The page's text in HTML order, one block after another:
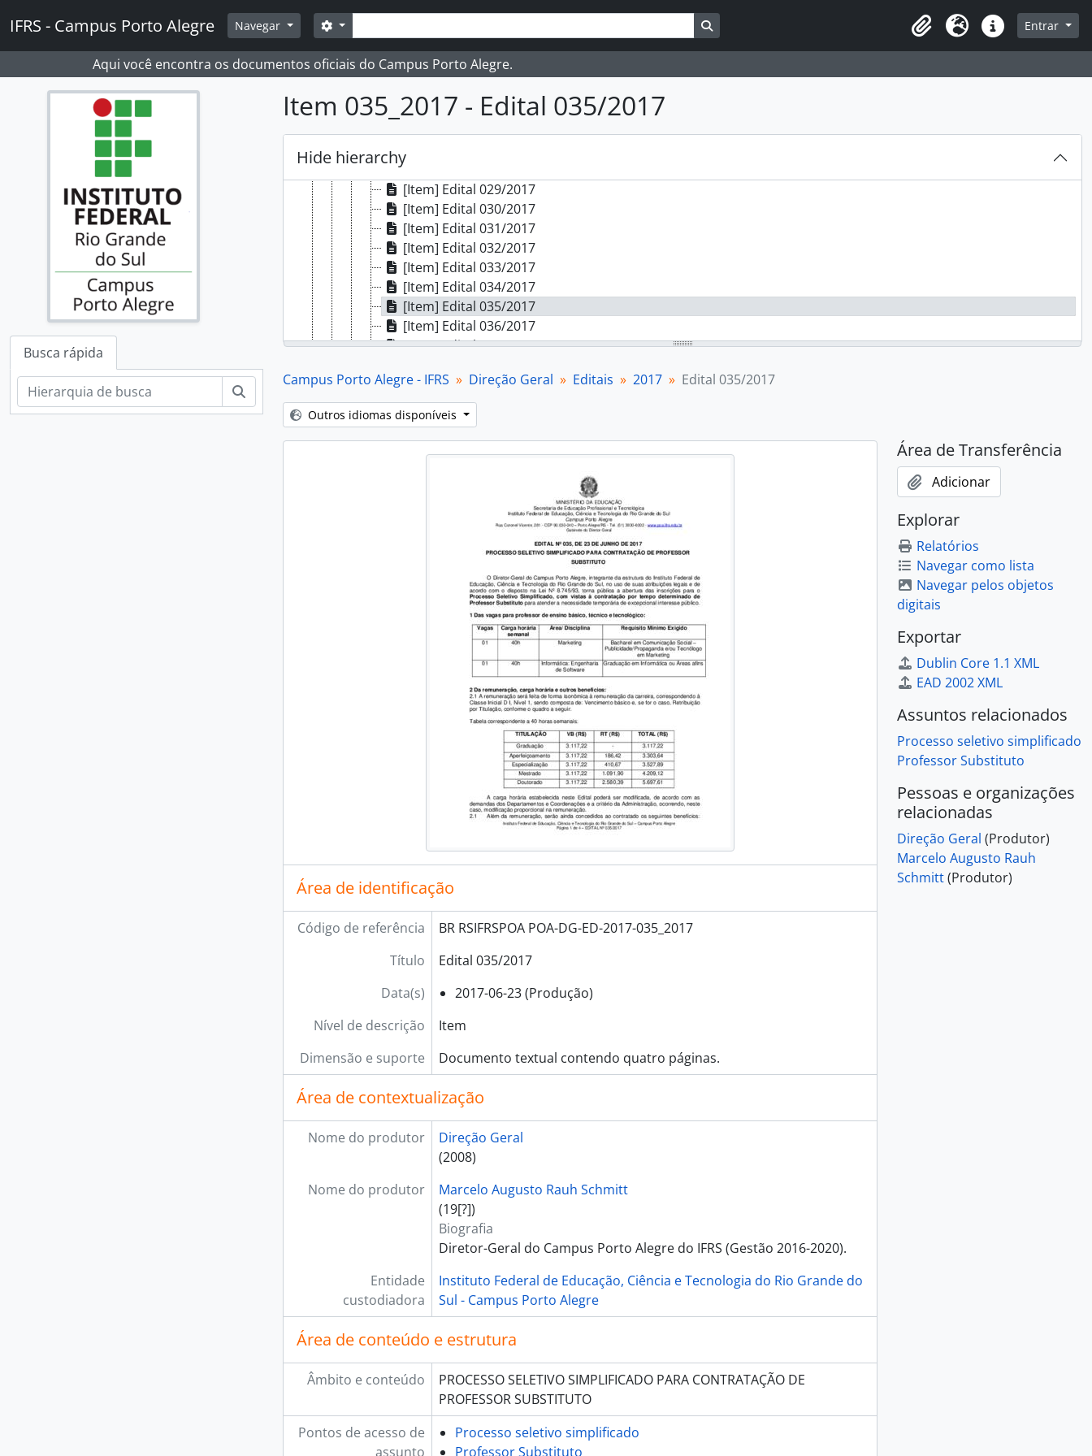
IFRS - Campus Porto Alegre Navegar Buscar
Opções de busca Busque na página de navegação
Idioma Atalhos Entrar
Aqui você encontra os documentos oficiais do Campus Porto Alegre.
Busca rápida
Item 035_2017 - Edital 035/2017
Hide hierarchy
[Item] Edital 019/2017
[Item] Edital 020/2017
[Item] Edital 021/2017
[Item] Edital 022/2017
[Item] Edital 023/2017
[Item] Edital 024/2017
[Item] Edital 025/2017
[Item] Edital 026/2017
[Item] Edital 029/2017
[Item] Edital 030/2017
[Item] Edital 031/2017
[Item] Edital 032/2017
[Item] Edital 033/2017
[Item] Edital 034/2017
[Item] Edital 035/2017
[Item] Edital 036/2017
[Item] Edital 037/2017
[Item] Edital 039/2017
[Item] Edital 040/2017
[Item] Edital 041/2017
[Item] Edital 042/2017
[Item] Edital 043/2017
[Item] Edital 046/2017
[Item] Edital 047/2017
[Item] Edital 048/2017
[Item] Edital 049/2017
[Item] Edital 050/2017
[Item] Edital 051/2017
[Subséries] 2018
[Subséries] 2019
[Subséries] 2020
[Subséries] 2021
[Subséries] 2022
[Séries] Instruções Normativas
[Séries] Ordens de serviço
[Subfundos] Diretoria de Extensão
[Subfundos] Diretoria de Gestão de Pessoas
[Subfundos] Diretoria de Pesquisa, Pós-Graduação e Inovação
Campus Porto Alegre - IFRS Direção Geral Editais 2017 Edital 035/2017
Outros idiomas disponíveis
Área de identificação
Código de referência
BR RSIFRSPOA POA-DG-ED-2017-035_2017
Título
Edital 035/2017
Data(s)
2017-06-23 (Produção)
Nível de descrição
Item
Dimensão e suporte
Documento textual contendo quatro páginas.
Área de contextualização
Nome do produtor
Direção Geral
(2008)
Nome do produtor
Marcelo Augusto Rauh Schmitt
(19[?])
Biografia
Diretor-Geral do Campus Porto Alegre do IFRS (Gestão 2016-2020).
Entidade
custodiadora
Instituto Federal de Educação, Ciência e Tecnologia do Rio Grande do
Sul - Campus Porto Alegre
Área de conteúdo e estrutura
Âmbito e conteúdo
PROCESSO SELETIVO SIMPLIFICADO PARA CONTRATAÇÃO DE
PROFESSOR SUBSTITUTO
Pontos de acesso de
assunto
Processo seletivo simplificado
Professor Substituto
Área de Transferência
Adicionar
Explorar
Relatórios
Navegar como lista
Navegar pelos objetos
digitais
Exportar
Dublin Core 1.1 XML
EAD 2002 XML
Assuntos relacionados
Processo seletivo simplificado
Professor Substituto
Pessoas e organizações
relacionadas
Direção Geral (Produtor)
Marcelo Augusto Rauh
Schmitt(Produtor)